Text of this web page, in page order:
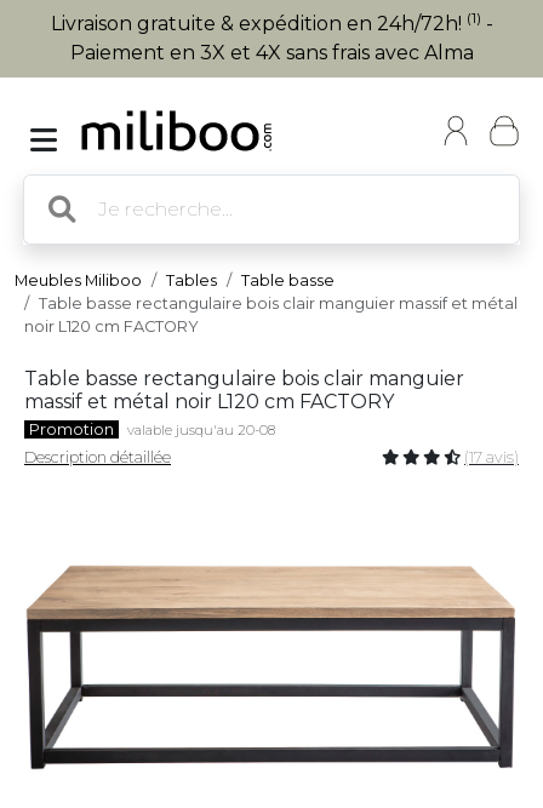
Livraison gratuite & expédition en 24h/72h! (1) -
Paiement en 3X et 4X sans frais avec Alma
Meubles Miliboo Tables
Table basse
Table basse rectangulaire bois clair manguier massif et métal
noir L120 cm FACTORY
Table basse rectangulaire bois clair manguier
massif et métal noir L120 cm FACTORY
Promotion valable jusqu'au 20-08
Description détaillée (17 avis)